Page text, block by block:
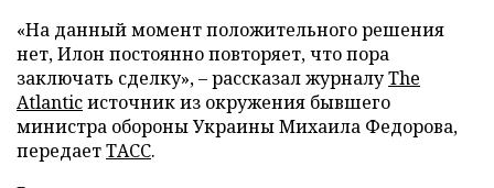
«На данный момент положительного решения
нет, Илон постоянно повторяет, что пора
заключать сделку», – рассказал журналуThe
Atlanticисточник из окружения бывшего
министра обороны Украины Михаила Федорова,
передаетТАСС.